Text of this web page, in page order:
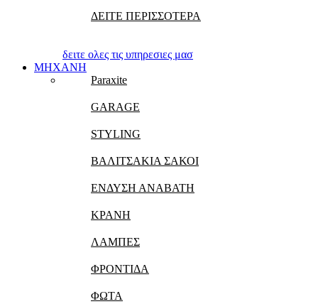
ΔΕΙΤΕ ΠΕΡΙΣΣΟΤΕΡΑ
δειτε ολες τις υπηρεσιες μασ
ΜΗΧΑΝΗ
Paraxite
GARAGE
STYLING
ΒΑΛΙΤΣΑΚΙΑ ΣΑΚΟΙ
ΕΝΔΥΣΗ ΑΝΑΒΑΤΗ
ΚΡΑΝΗ
ΛΑΜΠΕΣ
ΦΡΟΝΤΙΔΑ
ΦΩΤΑ